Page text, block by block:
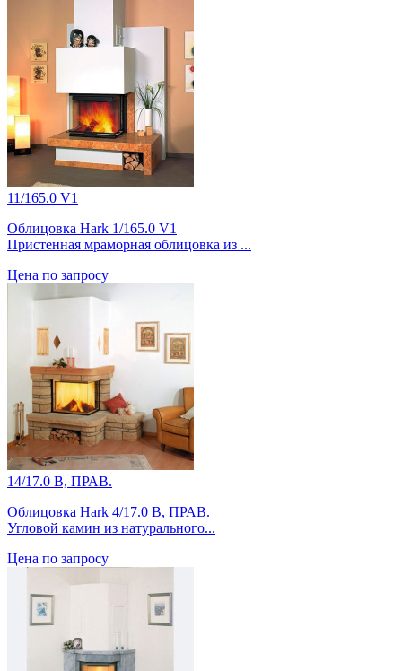
11/165.0 V1
Облицовка Hark 1/165.0 V1
Пристенная мраморная облицовка из ...
Цена по запросу
14/17.0 B, ПРАВ.
Облицовка Hark 4/17.0 B, ПРАВ.
Угловой камин из натурального...
Цена по запросу